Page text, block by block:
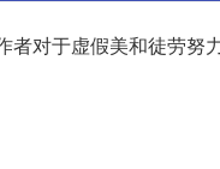
者对于虚假美和徒劳努